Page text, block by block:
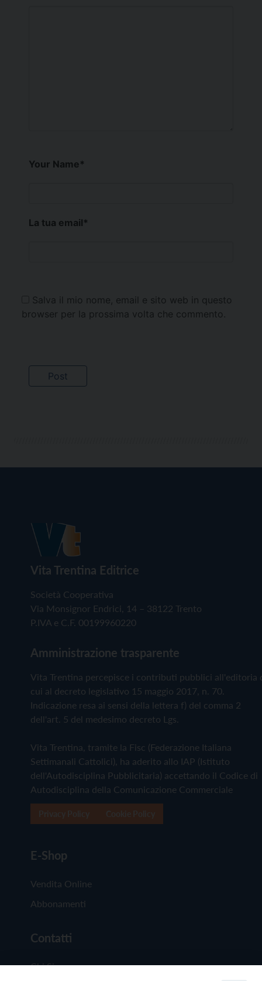
Your Name*
La tua email*
Salva il mio nome, email e sito web in questo
browser per la prossima volta che commento.
Vita Trentina Editrice
Società Cooperativa
Via Monsignor Endrici, 14 – 38122 Trento
P.IVA e C.F. 00199960220
Amministrazione trasparente
Vita Trentina percepisce i contributi pubblici all'editoria
cui al decreto legislativo 15 maggio 2017, n. 70.
Indicazione resa ai sensi della lettera f) del comma 2
dell'art. 5 del medesimo decreto Lgs.
Vita Trentina, tramite la Fisc (Federazione Italiana
Settimanali Cattolici), ha aderito allo IAP (Istituto
dell'Autodisciplina Pubblicitaria) accettando il Codice di
Autodisciplina della Comunicazione Commerciale
E-Shop
Vendita Online
Abbonamenti
Contatti
Chi Siamo